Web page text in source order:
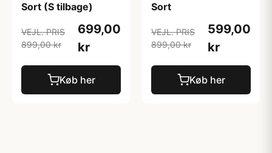
Sort (S tilbage)
VEJL. PRIS
899,00 kr
699,00
kr
Køb her
Sort
VEJL. PRIS
899,00 kr
599,00
kr
Køb her